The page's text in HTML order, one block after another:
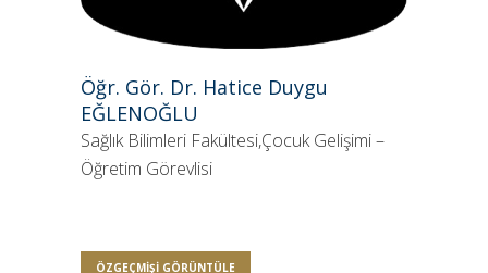
Öğr. Gör. Dr. Hatice Duygu
EĞLENOĞLU
Sağlık Bilimleri Fakültesi,Çocuk Gelişimi –
Öğretim Görevlisi
ÖZGEÇMIŞI GÖRÜNTÜLE